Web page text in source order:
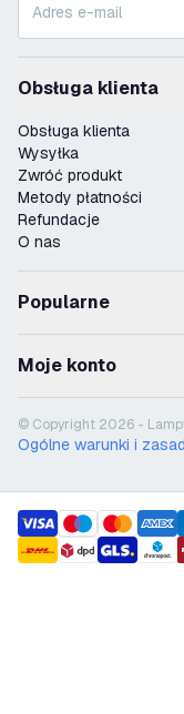
Obsługa klienta
Obsługa klienta
Wysyłka
Zwróć produkt
Metody płatności
Refundacje
O nas
Popularne
Moje konto
© Copyright 2026 -
Ogólne warunki i
payment methods
shipment methods